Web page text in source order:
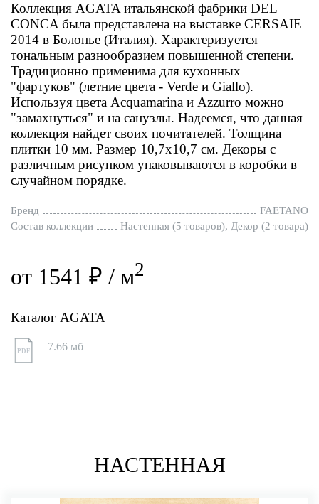
Коллекция AGATA итальянской фабрики DEL
CONCA была представлена на выставке CERSAIE
2014 в Болонье (Италия). Характеризуется
тональным разнообразием повышенной степени.
Традиционно применима для кухонных
"фартуков" (летние цвета - Verde и Giallo).
Используя цвета Acquamarina и Azzurro можно
"замахнуться" и на санузлы. Надеемся, что данная
коллекция найдет своих почитателей. Толщина
плитки 10 мм. Размер 10,7х10,7 см. Декоры с
различным рисунком упаковываются в коробки в
случайном порядке.
Бренд
FAETANO
Состав коллекции
Настенная (5 товаров), Декор (2 товара)
от 1541 ₽ / м2
Каталог AGATA
PDF 7.66 мб
НАСТЕННАЯ